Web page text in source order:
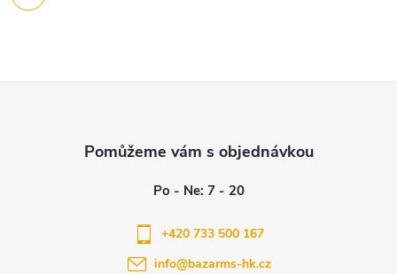
info@bazarms-hk.cz
+420 733 500 167